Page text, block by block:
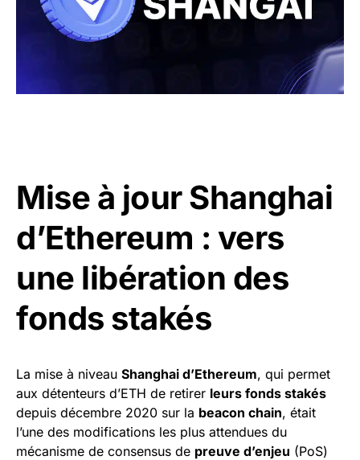
Mise à jour Shanghai
d’Ethereum : vers
une libération des
fonds stakés
La mise à niveau Shanghai d’Ethereum, qui permet
aux détenteurs d’ETH de retirer leurs fonds stakés
depuis décembre 2020 sur la beacon chain, était
l’une des modifications les plus attendues du
mécanisme de consensus de preuve d’enjeu (PoS)